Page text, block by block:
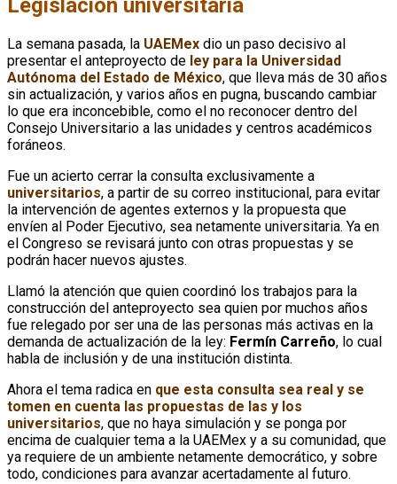
Legislación universitaria
La semana pasada, la UAEMex dio un paso decisivo al
presentar el anteproyecto de ley para la Universidad
Autónoma del Estado de México, que lleva más de 30 años
sin actualización, y varios años en pugna, buscando cambiar
lo que era inconcebible, como el no reconocer dentro del
Consejo Universitario a las unidades y centros académicos
foráneos.
Fue un acierto cerrar la consulta exclusivamente a
universitarios, a partir de su correo institucional, para evitar
la intervención de agentes externos y la propuesta que
envíen al Poder Ejecutivo, sea netamente universitaria. Ya en
el Congreso se revisará junto con otras propuestas y se
podrán hacer nuevos ajustes.
Llamó la atención que quien coordinó los trabajos para la
construcción del anteproyecto sea quien por muchos años
fue relegado por ser una de las personas más activas en la
demanda de actualización de la ley: Fermín Carreño, lo cual
habla de inclusión y de una institución distinta.
Ahora el tema radica en que esta consulta sea real y se
tomen en cuenta las propuestas de las y los
universitarios, que no haya simulación y se ponga por
encima de cualquier tema a la UAEMex y a su comunidad, que
ya requiere de un ambiente netamente democrático, y sobre
todo, condiciones para avanzar acertadamente al futuro.